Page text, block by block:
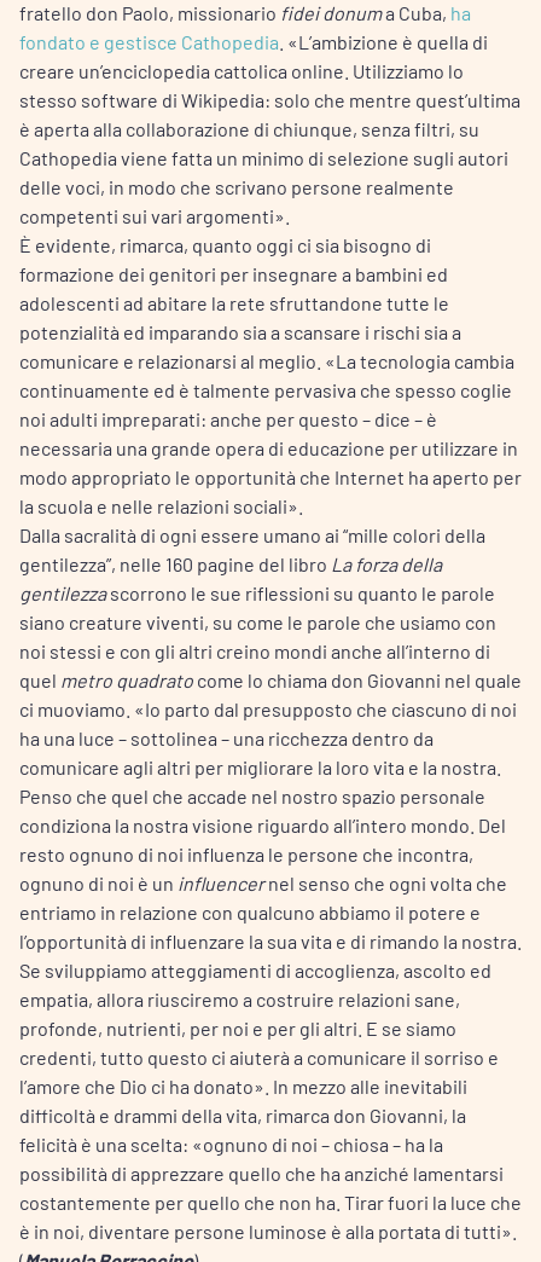
fratello don Paolo, missionario fidei donuma Cuba, ha
fondato e gestisce Cathopedia . «L’ambizione è quella di
creare un’enciclopedia cattolica online. Utilizziamo lo
stesso software di Wikipedia: solo che mentre quest’ultima
è aperta alla collaborazione di chiunque, senza filtri, su
Cathopedia viene fatta un minimo di selezione sugli autori
delle voci, in modo che scrivano persone realmente
competenti sui vari argomenti».
È evidente, rimarca, quanto oggi ci sia bisogno di
formazione dei genitori per insegnare a bambini ed
adolescenti ad abitare la rete sfruttandone tutte le
potenzialità ed imparando sia a scansare i rischi sia a
comunicare e relazionarsi al meglio. «La tecnologia cambia
continuamente ed è talmente pervasiva che spesso coglie
noi adulti impreparati: anche per questo – dice – è
necessaria una grande opera di educazione per utilizzare in
modo appropriato le opportunità che Internet ha aperto per
la scuola e nelle relazioni sociali».
Dalla sacralità di ogni essere umano ai “mille colori della
gentilezza”, nelle 160 pagine del libro La forza della
gentilezzascorrono le sue riflessioni su quanto le parole
siano creature viventi, su come le parole che usiamo con
noi stessi e con gli altri creino mondi anche all’interno di
quel metro quadrato come lo chiama don Giovanni nel quale
ci muoviamo. «Io parto dal presupposto che ciascuno di noi
ha una luce – sottolinea – una ricchezza dentro da
comunicare agli altri per migliorare la loro vita e la nostra.
Penso che quel che accade nel nostro spazio personale
condiziona la nostra visione riguardo all’intero mondo. Del
resto ognuno di noi influenza le persone che incontra,
ognuno di noi è un influencernel senso che ogni volta che
entriamo in relazione con qualcuno abbiamo il potere e
l’opportunità di influenzare la sua vita e di rimando la nostra.
Se sviluppiamo atteggiamenti di accoglienza, ascolto ed
empatia, allora riusciremo a costruire relazioni sane,
profonde, nutrienti, per noi e per gli altri. E se siamo
credenti, tutto questo ci aiuterà a comunicare il sorriso e
l’amore che Dio ci ha donato». In mezzo alle inevitabili
difficoltà e drammi della vita, rimarca don Giovanni, la
felicità è una scelta: «ognuno di noi – chiosa – ha la
possibilità di apprezzare quello che ha anziché lamentarsi
costantemente per quello che non ha. Tirar fuori la luce che
è in noi, diventare persone luminose è alla portata di tutti».